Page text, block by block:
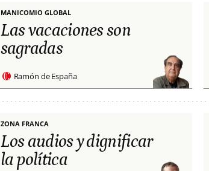
MANICOMIO GLOBAL
Las vacaciones son
sagradas
Ramón de España
ZONA FRANCA
Los audios y dignificar
la política